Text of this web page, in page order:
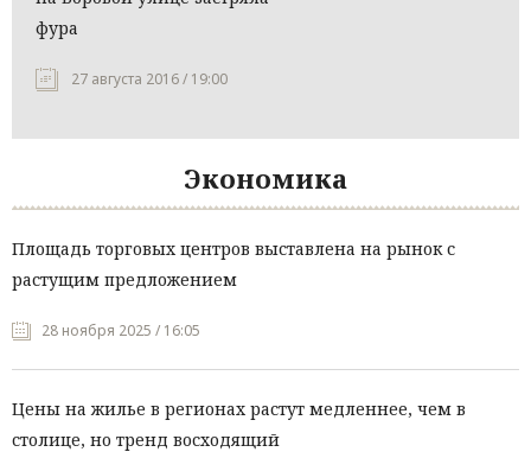
фура
27 августа 2016 / 19:00
Экономика
Площадь торговых центров выставлена на рынок с
растущим предложением
28 ноября 2025 / 16:05
Цены на жилье в регионах растут медленнее, чем в
столице, но тренд восходящий